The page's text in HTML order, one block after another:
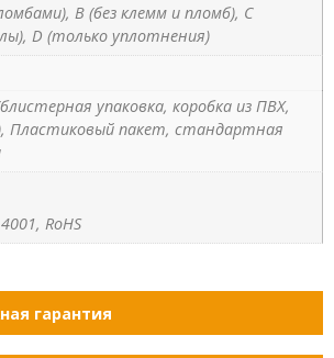
B (без клемм и пломб), C
D (только уплотнения)
упаковка, коробка из ПВХ,
Пластиковый пакет, стандартная
RoHS
гарантия